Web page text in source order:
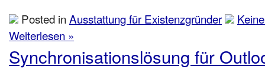
Posted inAusstattung für Existenzgründer
Weiterlesen »
Synchronisationslösung für